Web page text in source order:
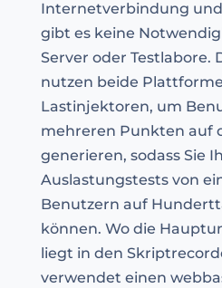
Internetverbindung und
gibt es keine
Server oder Testlabore.
nutzen beide
Lastinjektoren, um
mehreren Punkten auf
generieren, sodass Sie
Auslastungstests von
Benutzern auf
können. Wo die
liegt in den
verwendet einen